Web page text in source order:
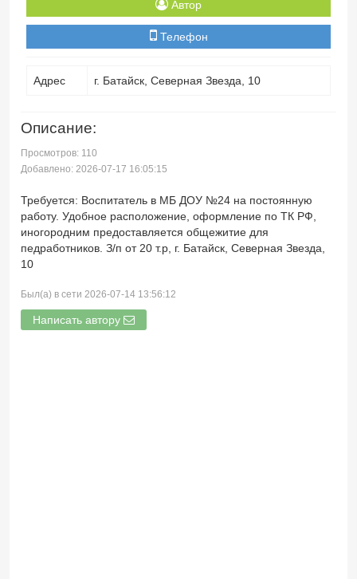
Автор
Телефон
Адрес г. Батайск, Северная Звезда, 10
Описание:
Просмотров: 110
Добавлено: 2026-07-17 16:05:15
Требуется: Воспитатель в МБ ДОУ №24 на постоянную
работу. Удобное расположение, оформление по ТК РФ,
иногородним предоставляется общежитие для
педработников. З/п от 20 т.р, г. Батайск, Северная Звезда,
10
Был(а) в сети 2026-07-14 13:56:12
Написать автору